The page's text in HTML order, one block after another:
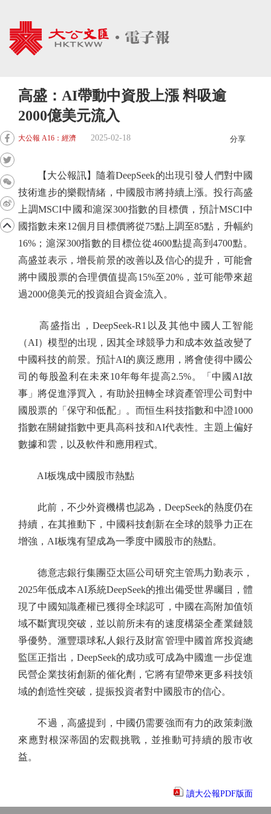
高盛：AI帶動中資股上漲 料吸逾
2000億美元流入
大公報 A16：經濟 2025-02-18 分享
【大公報訊】隨着DeepSeek的出現引發人們對中國
技術進步的樂觀情緒，中國股市將持續上漲。投行高盛
上調MSCI中國和滬深300指數的目標價，預計MSCI中
國指數未來12個月目標價將從75點上調至85點，升幅約
16%；滬深300指數的目標位從4600點提高到4700點。
高盛並表示，增長前景的改善以及信心的提升，可能會
將中國股票的合理價值提高15%至20%，並可能帶來超
過2000億美元的投資組合資金流入。
高盛指出，DeepSeek-R1以及其他中國人工智能
（AI）模型的出現，因其全球競爭力和成本效益改變了
中國科技的前景。預計AI的廣泛應用，將會使得中國公
司的每股盈利在未來10年每年提高2.5%。「中國AI故
事」將促進淨買入，有助於扭轉全球資產管理公司對中
國股票的「保守和低配」。而恒生科技指數和中證1000
指數在關鍵指數中更具高科技和AI代表性。主題上偏好
數據和雲，以及軟件和應用程式。
AI板塊成中國股市熱點
此前，不少外資機構也認為，DeepSeek的熱度仍在
持續，在其推動下，中國科技創新在全球的競爭力正在
增強，AI板塊有望成為一季度中國股市的熱點。
德意志銀行集團亞太區公司研究主管馬力勤表示，
2025年低成本AI系統DeepSeek的推出備受世界矚目，體
現了中國知識產權已獲得全球認可，中國在高附加值領
域不斷實現突破，並以前所未有的速度構築全產業鏈競
爭優勢。滙豐環球私人銀行及財富管理中國首席投資總
監匡正指出，DeepSeek的成功或可成為中國進一步促進
民營企業技術創新的催化劑，它將有望帶來更多科技領
域的創造性突破，提振投資者對中國股市的信心。
不過，高盛提到，中國仍需要強而有力的政策刺激
來應對根深蒂固的宏觀挑戰，並推動可持續的股市收
益。
讀大公報PDF版面